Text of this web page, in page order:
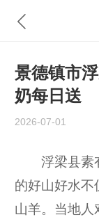
景德镇市
奶每日送
2026-07-01
浮梁县素有
的好山好水不
山羊。当地人